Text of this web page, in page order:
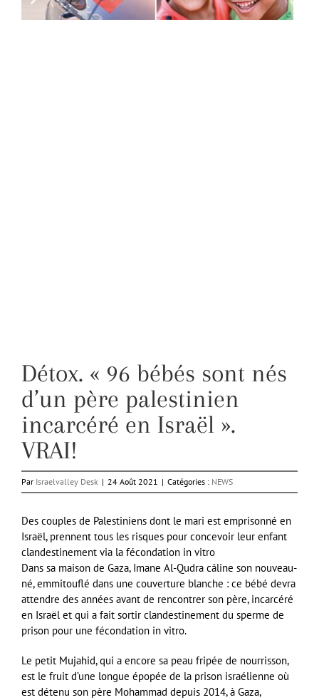
Détox. « 96 bébés sont nés
d’un père palestinien
incarcéré en Israël ».
VRAI!
Par Israelvalley Desk | 24 Août 2021 | Catégories : NEWS
Des couples de Palestiniens dont le mari est emprisonné en
Israël, prennent tous les risques pour concevoir leur enfant
clandestinement via la fécondation in vitro
Dans sa maison de Gaza, Imane Al-Qudra câline son nouveau-
né, emmitouflé dans une couverture blanche : ce bébé devra
attendre des années avant de rencontrer son père, incarcéré
en Israël et qui a fait sortir clandestinement du sperme de
prison pour une fécondation in vitro.
Le petit Mujahid, qui a encore sa peau fripée de nourrisson,
est le fruit d’une longue épopée de la prison israélienne où
est détenu son père Mohammad depuis 2014, à Gaza,